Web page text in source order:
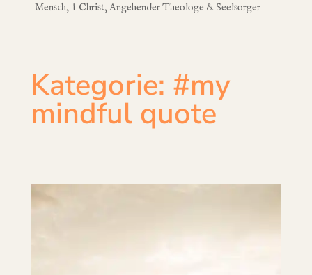
Mensch, † Christ, Angehender Theologe & Seelsorger
Kategorie: #my
mindful quote